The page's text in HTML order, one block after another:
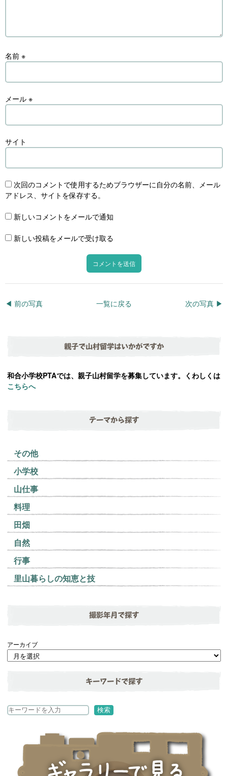
名前 ※
メール ※
サイト
次回のコメントで使用するためブラウザーに自分の名前、メール
アドレス、サイトを保存する。
新しいコメントをメールで通知
新しい投稿をメールで受け取る
◀︎ 前の写真 次の写真 ▶︎
一覧に戻る
親子で山村留学はいかがですか
和合小学校PTAでは、親子山村留学を募集しています。くわしくは
こちらへ
テーマから探す
その他
小学校
山仕事
料理
田畑
自然
行事
里山暮らしの知恵と技
撮影年月で探す
アーカイブ
キーワードで探す
検
検索